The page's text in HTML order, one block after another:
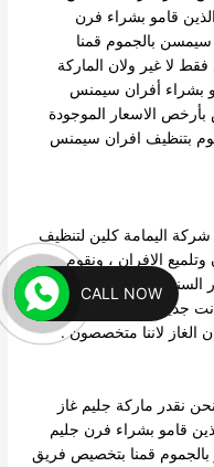
قامو بشراء فرن
بالجموم قمنا
لا غير ولان الماركة
بشراء أفران سيمنس
بأرخص الاسعار الموجودة
بتنظيف افران سيمنس
اليمامة كلين لتنظيف
الافران ، ونقوم
السنين ، كما تقوم شركة
جديدة فقط اتصل بنا الان
الغاز لاننا متخصصون .
نقدر ماركة جليم غاز
قامو بشراء فرن جليم
قمنا بتخصيص فريق
CALL NOW